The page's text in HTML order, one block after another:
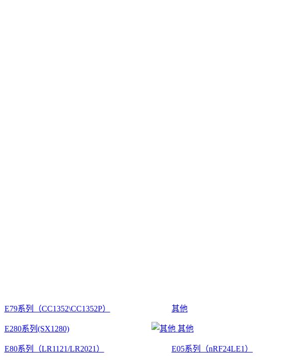
E79系列（CC1352\CC1352P）
E280系列(SX1280)
E80系列（LR1121/LR2021）
其他
其他
E05系列（nRF24LE1）